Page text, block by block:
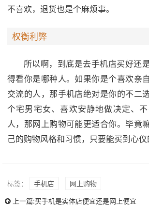
不喜欢，退货也是个麻烦事。
权衡利弊
所以啊，到底是去手机店买好还
得看你是哪种人。如果你是个喜欢亲
交流的人，那手机店绝对是你的不二
个宅男宅女、喜欢安静地做决定、
人，那网上购物可能更适合你。毕竟
己的购物风格和习惯，只要能买到心仪
标签： 手机店
网上购物
上一篇:买手机是实体店便宜还是网上便宜